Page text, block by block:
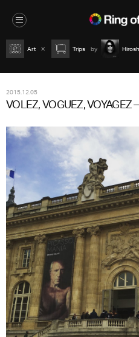
Art Trips
2015.12.05
VOLEZ, VOGUEZ, VOYAGEZ